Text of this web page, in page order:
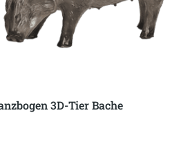
3D-Tier Bache